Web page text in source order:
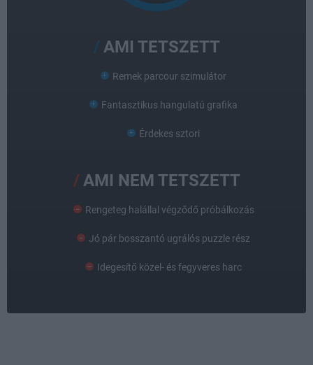
AMI TETSZETT
Remek parcour szimulátor
Fantasztikus hangulatú grafika
Érdekes sztori
AMI NEM TETSZETT
Rengeteg halállal végződő próbálkozás
Jó pár bosszantó ugrálós puzzle rész
Idegesítő közel- és fegyveres harc